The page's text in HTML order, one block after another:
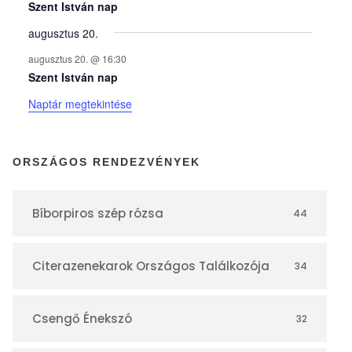
y
e
k
n
a
á
Szent István nap
augusztus 20.
augusztus 20. @ 16:30
Szent István nap
Naptár megtekintése
ORSZÁGOS RENDEZVÉNYEK
Bíborpiros szép rózsa 44
Citerazenekarok Országos Találkozója 34
Csengő Énekszó 32